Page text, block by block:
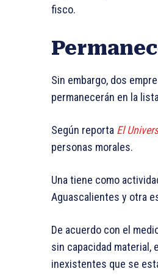
fisco.
Sin embargo, dos
permanecerán en la
Según reporta El
personas morales.
Una tiene como
Aguascalientes y otra
De acuerdo con el
sin capacidad material,
inexistentes que se